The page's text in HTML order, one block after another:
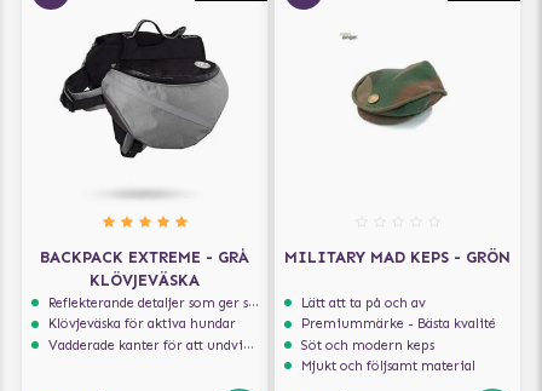
BACKPACK EXTREME - GRÅ
KLÖVJEVÄSKA
Reflekterande detaljer som ger synlighet i svagt ljus
Klövjeväska för aktiva hundar
Vadderade kanter för att undvika skav
MILITARY MAD KEPS - GRÖN
Lätt att ta på och av
Premiummärke - Bästa kvalité
Söt och modern keps
Mjukt och följsamt material